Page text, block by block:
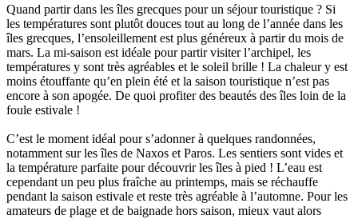
Quand partir dans les îles grecques pour un séjour touristique ? Si
les températures sont plutôt douces tout au long de l’année dans les
îles grecques, l’ensoleillement est plus généreux à partir du mois de
mars. La mi-saison est idéale pour partir visiter l’archipel, les
températures y sont très agréables et le soleil brille ! La chaleur y est
moins étouffante qu’en plein été et la saison touristique n’est pas
encore à son apogée. De quoi profiter des beautés des îles loin de la
foule estivale !
C’est le moment idéal pour s’adonner à quelques randonnées,
notamment sur les îles de Naxos et Paros. Les sentiers sont vides et
la température parfaite pour découvrir les îles à pied ! L’eau est
cependant un peu plus fraîche au printemps, mais se réchauffe
pendant la saison estivale et reste très agréable à l’automne. Pour les
amateurs de plage et de baignade hors saison, mieux vaut alors